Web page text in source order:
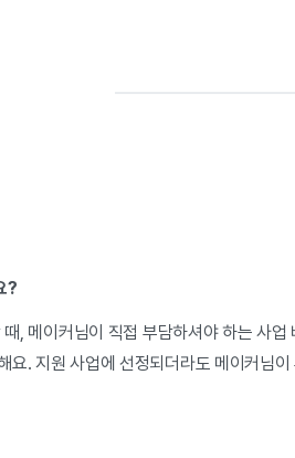
?
, 메이커님이 직접 부담하셔야 하는 사
요. 지원 사업에 선정되더라도 메이커님